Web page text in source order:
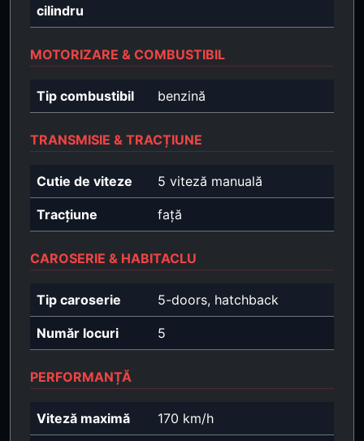
cilindru
MOTORIZARE & COMBUSTIBIL
Tip combustibil benzină
TRANSMISIE & TRACȚIUNE
Cutie de viteze 5 viteză manuală
Tracțiune față
CAROSERIE & HABITACLU
Tip caroserie 5-doors, hatchback
Număr locuri 5
PERFORMANȚĂ
Viteză maximă 170 km/h